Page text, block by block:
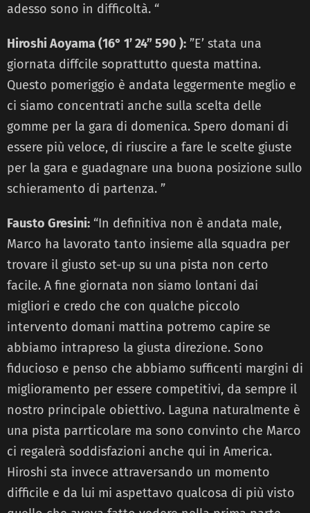
adesso sono in difficoltà. “
Hiroshi Aoyama (16° 1’ 24” 590 ): ”E’ stata una
giornata diffcile soprattutto questa mattina.
Questo pomeriggio è andata leggermente meglio e
ci siamo concentrati anche sulla scelta delle
gomme per la gara di domenica. Spero domani di
essere più veloce, di riuscire a fare le scelte giuste
per la gara e guadagnare una buona posizione sullo
schieramento di partenza. ”
Fausto Gresini: “In definitiva non è andata male,
Marco ha lavorato tanto insieme alla squadra per
trovare il giusto set-up su una pista non certo
facile. A fine giornata non siamo lontani dai
migliori e credo che con qualche piccolo
intervento domani mattina potremo capire se
abbiamo intrapreso la giusta direzione. Sono
fiducioso e penso che abbiamo sufficenti margini di
miglioramento per essere competitivi, da sempre il
nostro principale obiettivo. Laguna naturalmente è
una pista parrticolare ma sono convinto che Marco
ci regalerà soddisfazioni anche qui in America.
Hiroshi sta invece attraversando un momento
difficile e da lui mi aspettavo qualcosa di più visto